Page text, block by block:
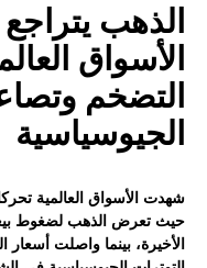
الذهب
الأسواق
التضخم
الجيوسياسية
شهدت الأسواق العالمية
حيث تعرض الذهب لضغوط
الأخيرة، بينما واصلت أسعار